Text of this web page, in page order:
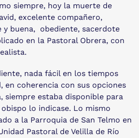
siempre, hoy la muerte de
excelente compañero,
y buena, obediente, sacerdote
en la Pastoral Obrera, con
nada fácil en los tiempos
en coherencia con sus opciones
siempre estaba disponible para
lo indicase. Lo mismo
a la Parroquia de San Telmo en
Pastoral de Velilla de Río